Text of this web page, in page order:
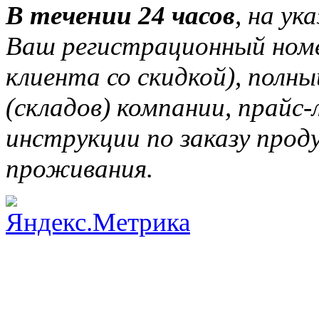
В течении 24 часов, на
Ваш регистрационный
клиента со скидкой),
(складов) компании,
инструкции по заказу
проживания.